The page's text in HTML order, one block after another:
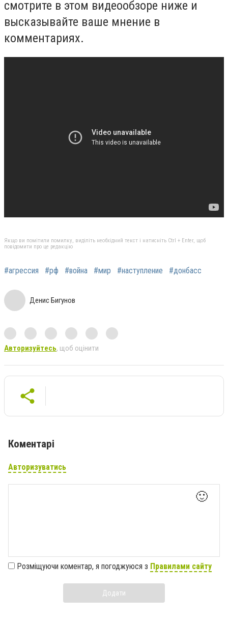
смотрите в этом видеообзоре ниже и
высказывайте ваше мнение в
комментариях.
Якщо ви помітили помилку, виділіть необхідний текст і натисніть Ctrl + Enter, щоб
повідомити про це редакцію
#агрессия #рф #война #мир #наступление #донбасс
Денис Бигунов
Авторизуйтесь, щоб оцінити
Коментарі
Авторизуватись
🙂
Розміщуючи коментар, я погоджуюся з Правилами сайту
Додати